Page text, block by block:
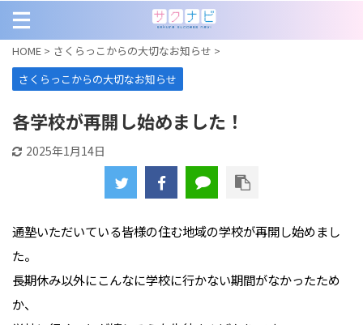
HOME > さくらっこからの大切なお知らせ >
さくらっこからの大切なお知らせ
各学校が再開し始めました！
2025年1月14日
通塾いただいている皆様の住む地域の学校が再開し始めまし
た。
長期休み以外にこんなに学校に行かない期間がなかったため
か、